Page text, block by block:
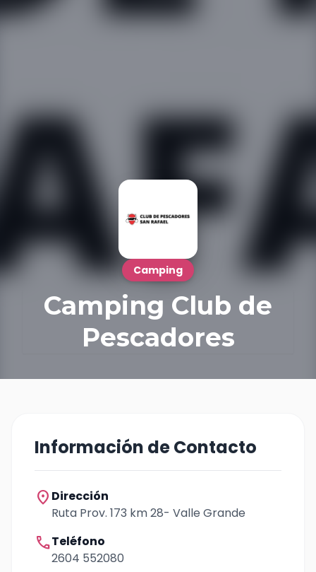
Camping
Camping Club de
Pescadores
Información de Contacto
location_on Dirección
Ruta Prov. 173 km 28- Valle Grande
callTeléfono
2604 552080